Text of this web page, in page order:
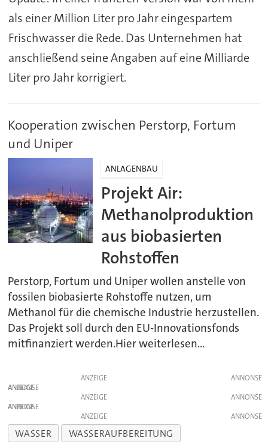
als einer Million Liter pro Jahr eingespartem
Frischwasser die Rede. Das Unternehmen hat
anschließend seine Angaben auf eine Milliarde
Liter pro Jahr korrigiert.
Kooperation zwischen Perstorp, Fortum
und Uniper
ANLAGENBAU
Projekt Air:
Methanolproduktion
aus biobasierten
Rohstoffen
Perstorp, Fortum und Uniper wollen anstelle von
fossilen biobasierte Rohstoffe nutzen, um
Methanol für die chemische Industrie herzustellen.
Das Projekt soll durch den EU-Innovationsfonds
mitfinanziert werden.Hier weiterlesen...
ANZEIGE
ANZEIGE
ANZEIGE
ANZEIGE
ANZEIGE
WASSER
WASSERAUFBEREITUNG